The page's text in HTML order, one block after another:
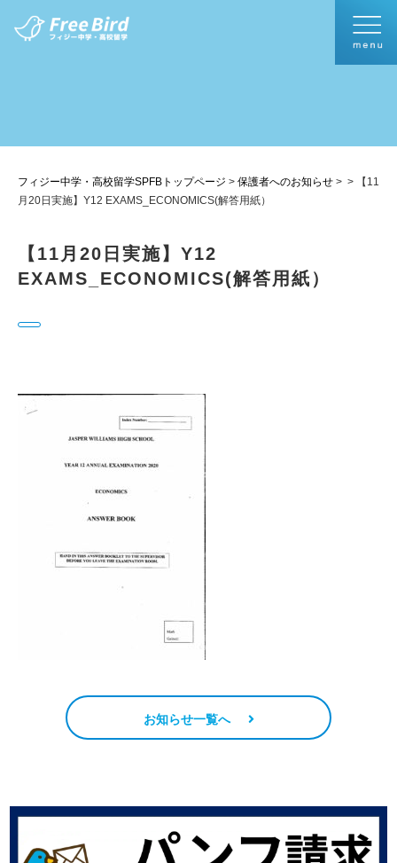
フィジー中学・高校留学SPFBトップページ > 保護者へのお知らせ > >
【11
月20日実施】Y12 EXAMS_ECONOMICS(解答用紙）
【11月20日実施】Y12
EXAMS_ECONOMICS(解答用紙）
お知らせ一覧へ